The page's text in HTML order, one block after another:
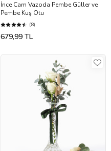
İnce Cam Vazoda Pembe Güller ve
Pembe Kuş Otu
(8)
679,99 TL